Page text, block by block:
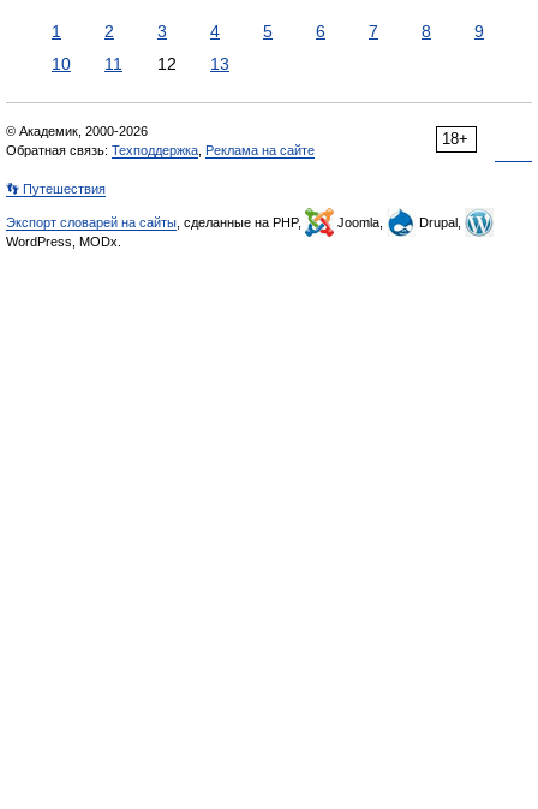
1 2 3 4 5 6 7 8
9
10
11 12 13
18+
© Академик, 2000-2026
Обратная связь: Техподдержка Реклама на сайте
👣 Путешествия
Экспорт словарей на сайты , сделанные на PHP, Joomla,
Drupal,
WordPress, MODx.